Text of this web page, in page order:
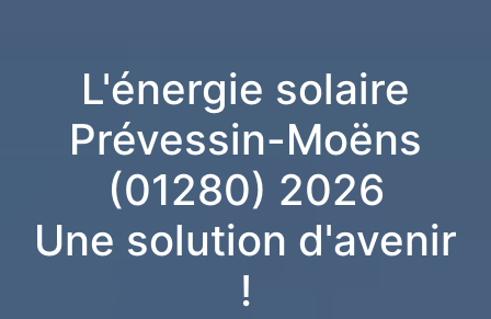
L'énergie solaire
Prévessin-Moëns
(01280) 2026
Une solution d'avenir
!